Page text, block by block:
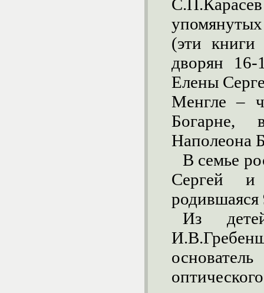
(эти книги
дворян
Елены
Менгле –
Богарне,
Наполеона
В семье
Сергей
родившаяся
Из